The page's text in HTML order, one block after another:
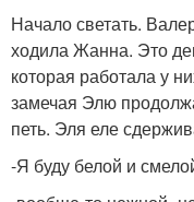
Начало светать.
ходила Жанна. Это
которая работала у
замечая Элю
петь. Эля еле
-Я буду белой и